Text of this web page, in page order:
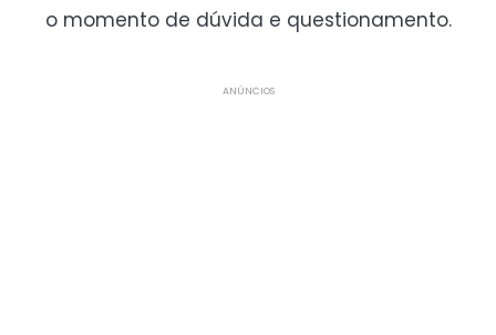
o momento de dúvida e questionamento.
ANÚNCIOS